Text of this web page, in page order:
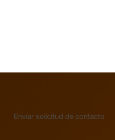
Enviar solicitud de contacto